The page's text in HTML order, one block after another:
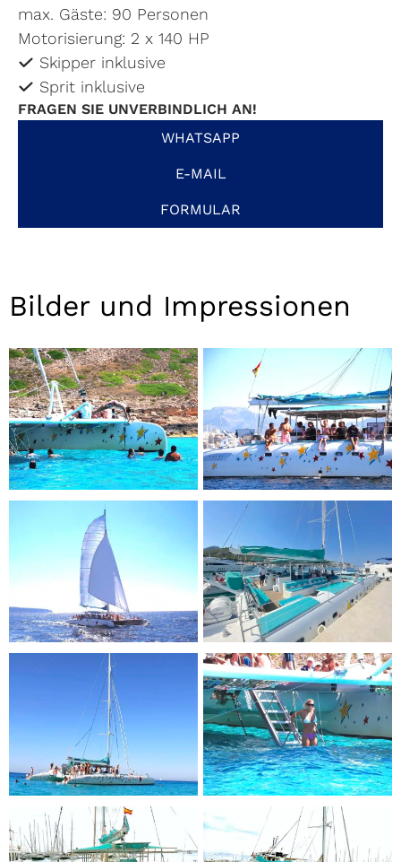
max. Gäste: 90 Personen
Motorisierung: 2 x 140 HP
Skipper inklusive
Sprit inklusive
FRAGEN SIE UNVERBINDLICH AN!
WHATSAPP
E-MAIL
FORMULAR
Bilder und Impressionen